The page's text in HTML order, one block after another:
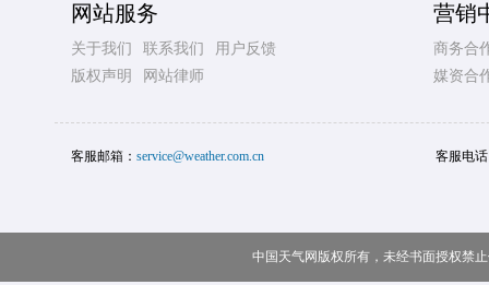
网站服务
关于我们 联系我们
用户反馈
版权声明
网站律师
营销
商务合
媒资合
客服邮箱： service@weather.com.cn 客服电
中国天气网版权所有，未经书面授权